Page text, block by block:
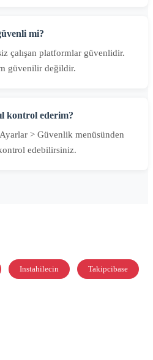
mi?
çalışan platformlar güvenlidir.
güvenilir değildir.
kontrol ederim?
> Güvenlik menüsünden
edebilirsiniz.
Instahilecin Takipcibase